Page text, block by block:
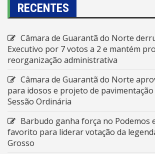
RECENTES
Câmara de Guarantã do Norte
Executivo por 7 votos a 2 e mantém
reorganização administrativa
Câmara de Guarantã do Norte
para idosos e projeto de pavimentação
Sessão Ordinária
Barbudo ganha força no Podemos
favorito para liderar votação da
Grosso